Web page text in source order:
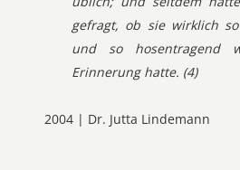
gefragt, ob sie wirklich
und so
Erinnerung hatte. (4)
2004 | Dr. Jutta Lindemann